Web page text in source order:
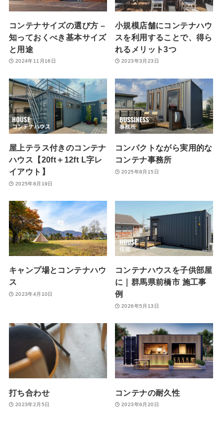
コンテナサイズの選び方 –
知っておくべき基本サイズ
と用途
2024年11月16日
小規模店舗にコンテナハウ
スを利用することで、得ら
れるメリット3つ
2023年3月23日
屋上テラス付きのコンテナ
ハウス【20ft＋12ft L字レ
イアウト】
2025年8月19日
コンパクトながら実用的な
コンテナ事務所
2025年8月15日
キャンプ場とコンテナハウ
ス
2023年4月10日
コンテナハウスを子供部屋
に｜群馬県前橋市 施工事
例
2026年5月13日
打ち合わせ
2023年2月5日
コンテナの耐久性
2023年6月20日